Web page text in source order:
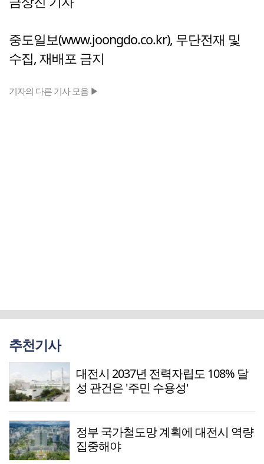
중도일보(www.joongdo.co.kr), 무단전재 및
수집, 재배포 금지
기자의 다른 기사 모음 ▶
추천기사
대전시 2037년 전력자립도 108% 달
성 관건은 '주민 수용성'
정부 국가철도망 계획에 대전시 역량
집중해야